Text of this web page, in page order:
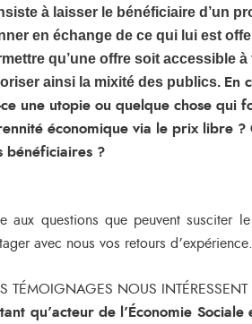
à laisser le bénéficiaire d’un
en échange de ce qui lui est
qu’une offre soit accessible
ainsi la mixité des publics. En
ce une utopie ou quelque chose qui
économique via le prix libre ?
bénéficiaires ?
aux questions que peuvent
avec nous vos retours d’expérience.
TÉMOIGNAGES NOUS INTÉRESSENT
tant qu’acteur de l’Économie Sociale